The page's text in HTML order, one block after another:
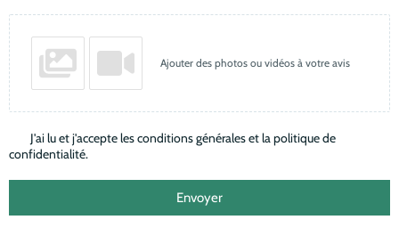
Ajouter des photos ou vidéos à votre avis
J'ai lu et j'accepte les conditions générales et la politique de
confidentialité.
Envoyer